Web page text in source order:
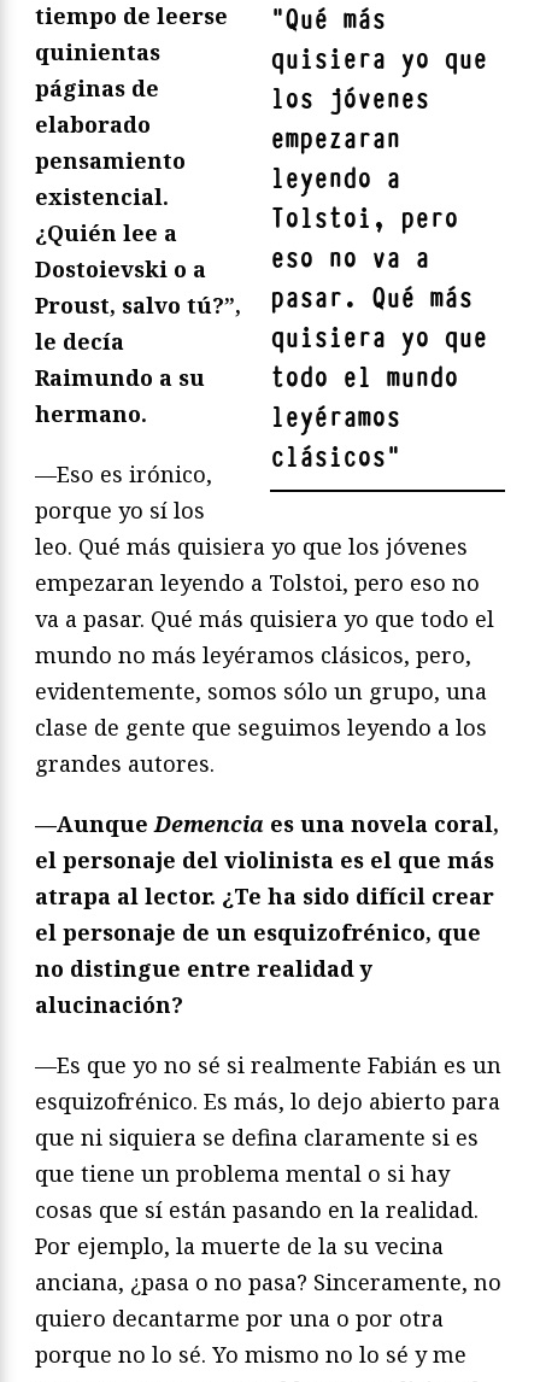
"Qué más
quisiera yo que
los jóvenes
empezaran
leyendo a
Tolstoi, pero
eso no va a
pasar. Qué más
quisiera yo que
todo el mundo
leyéramos
clásicos"
tiempo de leerse
quinientas
páginas de
elaborado
pensamiento
existencial.
¿Quién lee a
Dostoievski o a
Proust, salvo tú?”,
le decía
Raimundo a su
hermano.
—Eso es irónico,
porque yo sí los
leo. Qué más quisiera yo que los jóvenes
empezaran leyendo a Tolstoi, pero eso no
va a pasar. Qué más quisiera yo que todo el
mundo no más leyéramos clásicos, pero,
evidentemente, somos sólo un grupo, una
clase de gente que seguimos leyendo a los
grandes autores.
—AunqueDemencia es una novela coral,
el personaje del violinista es el que más
atrapa al lector. ¿Te ha sido difícil crear
el personaje de un esquizofrénico, que
no distingue entre realidad y
alucinación?
—Es que yo no sé si realmente Fabián es un
esquizofrénico. Es más, lo dejo abierto para
que ni siquiera se defina claramente si es
que tiene un problema mental o si hay
cosas que sí están pasando en la realidad.
Por ejemplo, la muerte de la su vecina
anciana, ¿pasa o no pasa? Sinceramente, no
quiero decantarme por una o por otra
porque no lo sé. Yo mismo no lo sé y me